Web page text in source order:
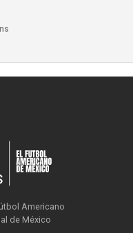
Americano
de México